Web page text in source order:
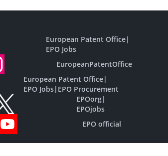
European Patent Office|
EPO Jobs
EuropeanPatentOffice
European Patent Office|
EPO Jobs| EPO Procurement
EPOorg|
EPOjobs
EPO official